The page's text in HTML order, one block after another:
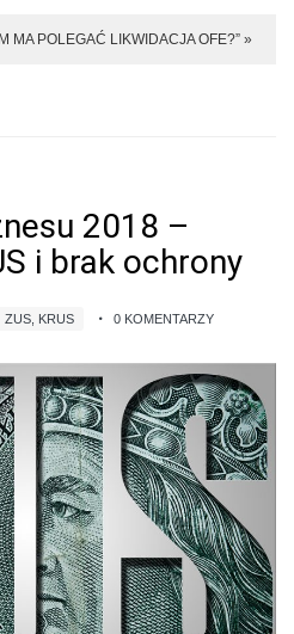
MA POLEGAĆ LIKWIDACJA OFE?” »
2018 –
i brak ochrony
ZUS, KRUS 0 KOMENTARZY